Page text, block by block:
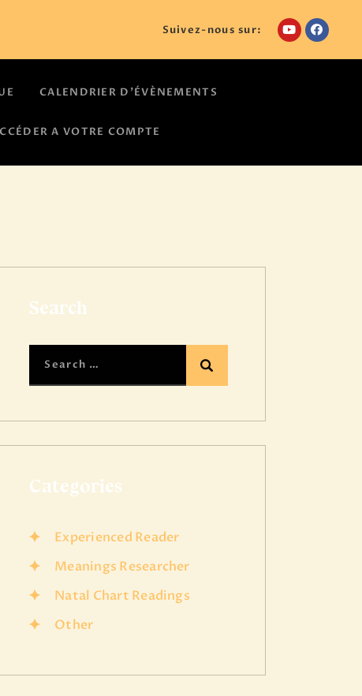
Suivez-nous sur:
CALENDRIER D’ÉVÈNEMENTS
A VOTRE COMPTE
Search
Categories
Experienced Reader
Meanings Researcher
Natal Chart Readings
Other